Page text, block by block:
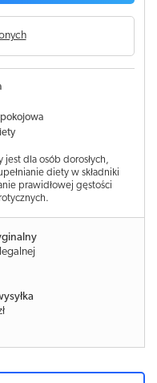
dla osób dorosłych,
diety w składniki
prawidłowej gęstości